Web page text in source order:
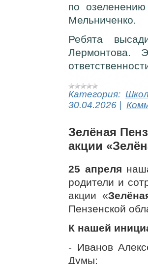
по
Мельниченко.
Ребята
Лермонтова.
Категория:
30.04.2026
Зелёная
акции
25 апреля
родители и
акции «
Пензенской
К нашей
- Иванов
Думы;